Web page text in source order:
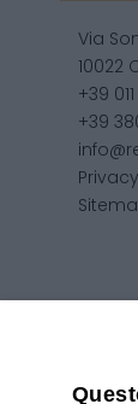
Via
10022
+39
+39
Privacy